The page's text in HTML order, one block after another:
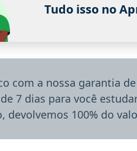
Tudo isso no
com a nossa garantia
7 dias para você
devolvemos 100% do